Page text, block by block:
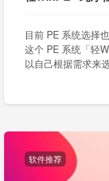
目前 PE 系统选择
这个 PE 系统「轻
以自己根据需求来
软件推荐